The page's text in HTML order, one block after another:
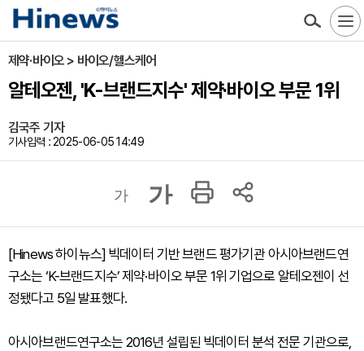
제약·바이오 > 바이오/헬스케어
알테오젠, 'K-브랜드지수' 제약·바이오 부문 1위
김국주 기자
기사입력 : 2025-06-05 14:49
가 가
[Hinews 하이뉴스] 빅데이터 기반 브랜드 평가기관 아시아브랜드연
구소는 ‘K-브랜드지수’ 제약·바이오 부문 1위 기업으로 알테오젠이 선
정됐다고 5일 발표했다.
아시아브랜드연구소는 2016년 설립된 빅데이터 분석 전문 기관으로,